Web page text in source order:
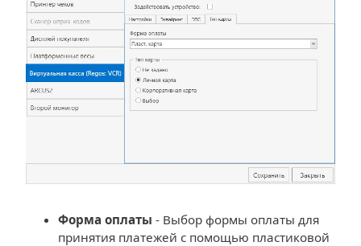
Форма оплаты - Выбор формы оплаты для
принятия платежей с помощью пластиковой